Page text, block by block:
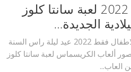
العاب بابا نويل 2022 لعبة سانتا كلوز
الجديدة...
العاب بابا نويل للبنات للاطفال فقط 2022 عيد ليلة راس السنة
الجديدة صور ألعاب الكريسماس لعبة سانتا كلوز
العاب...